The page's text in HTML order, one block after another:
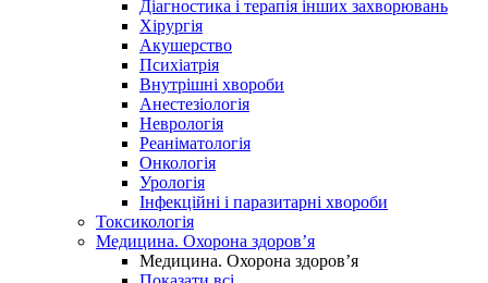
Діагностика і терапія інших захворювань
Хірургія
Акушерство
Психіатрія
Внутрішні хвороби
Анестезіологія
Неврологія
Реаніматологія
Онкологія
Урологія
Інфекційні і паразитарні хвороби
Токсикологія
Медицина. Охорона здоров’я
Медицина. Охорона здоров’я